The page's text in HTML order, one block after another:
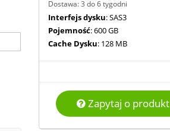
Dostawa: 3 do 6 tygodni
Interfejs dysku: SAS3
Pojemność: 600 GB
Cache Dysku: 128 MB
Zapytaj o produkt